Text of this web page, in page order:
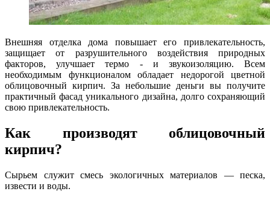
Внешняя отделка дома повышает его привлекательность,
защищает от разрушительного воздействия природных
факторов, улучшает термо - и звукоизоляцию. Всем
необходимым функционалом обладает недорогой цветной
облицовочный кирпич. За небольшие деньги вы получите
практичный фасад уникального дизайна, долго сохраняющий
свою привлекательность.
Как производят облицовочный
кирпич?
Сырьем служит смесь экологичных материалов — песка,
извести и воды.